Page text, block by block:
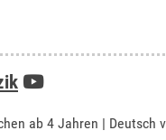
ab 4 Jahren | Deutsch